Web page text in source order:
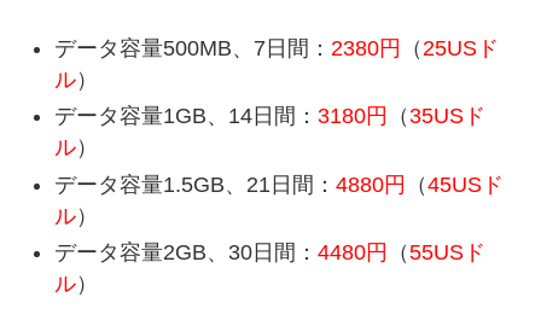
データ容量500MB、7日間： 2380円 （ 25USド
ル）
データ容量1GB、14日間： 3180円 （35USド
ル）
データ容量1.5GB、21日間： 4880円 （45USド
ル）
データ容量2GB、30日間： 4480円 （55USド
ル）